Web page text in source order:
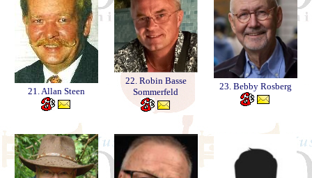
21. Allan Steen
22. Robin Basse
Sommerfeld
23. Bebby Rosberg